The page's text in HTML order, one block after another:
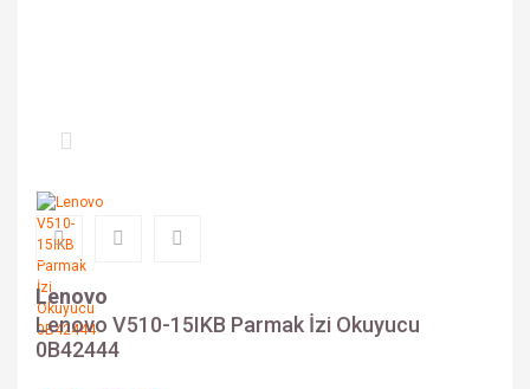
Lenovo
Lenovo V510-15IKB Parmak İzi Okuyucu
0B42444